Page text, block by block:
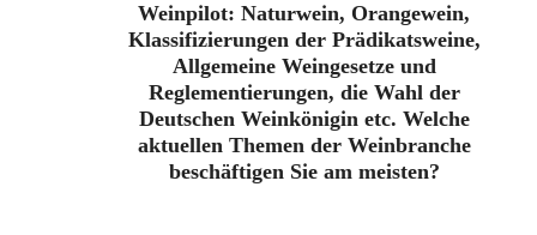
Weinpilot: Naturwein, Orangewein,
Klassifizierungen der Prädikatsweine,
Allgemeine Weingesetze und
Reglementierungen, die Wahl der
Deutschen Weinkönigin etc. Welche
aktuellen Themen der Weinbranche
beschäftigen Sie am meisten?